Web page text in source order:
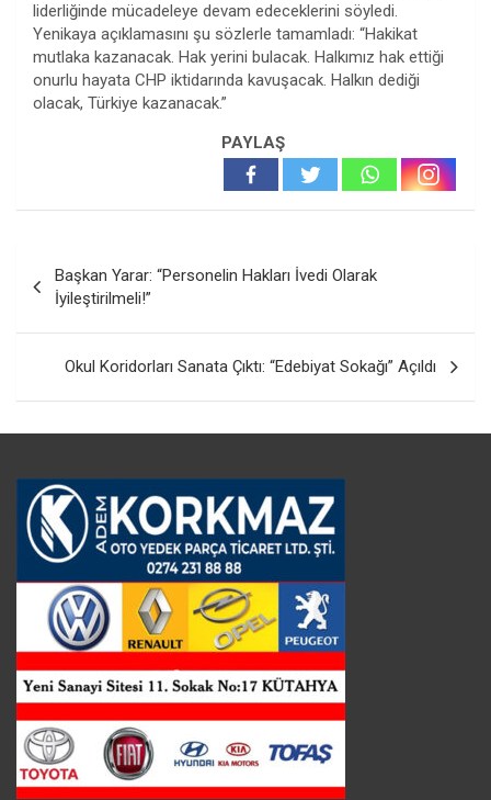
liderliğinde mücadeleye devam edeceklerini söyledi.
Yenikaya açıklamasını şu sözlerle tamamladı: “Hakikat
mutlaka kazanacak. Hak yerini bulacak. Halkımız hak ettiği
onurlu hayata CHP iktidarında kavuşacak. Halkın dediği
olacak, Türkiye kazanacak.”
PAYLAŞ
gezinmesi
Başkan Yarar: “Personelin Hakları İvedi Olarak
İyileştirilmeli!”
Okul Koridorları Sanata Çıktı: “Edebiyat Sokağı” Açıldı